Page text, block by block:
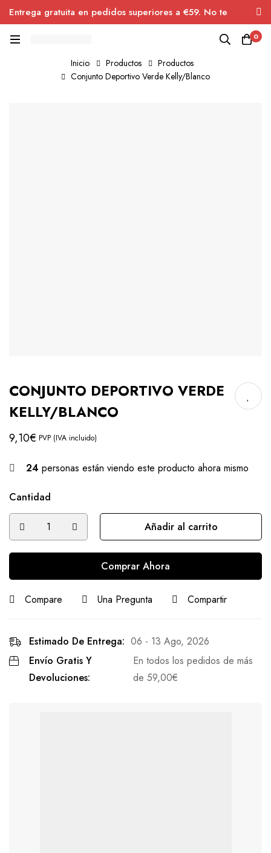
Entrega gratuita en pedidos superiores a €59. No te
pierdas el descuento.
0
Inicio Productos
Productos
Conjunto Deportivo Verde Kelly/Blanco
CONJUNTO DEPORTIVO VERDE
KELLY/BLANCO
9,10€ PVP (IVA incluido)
24 personas están viendo este producto ahora mismo
Cantidad
Añadir al carrito
Comprar Ahora
Compare Una Pregunta Compartir
Estimado De Entrega: 06 - 13 Ago, 2026
Envío Gratis Y
Devoluciones:
En todos los pedidos de más
de 59,00€